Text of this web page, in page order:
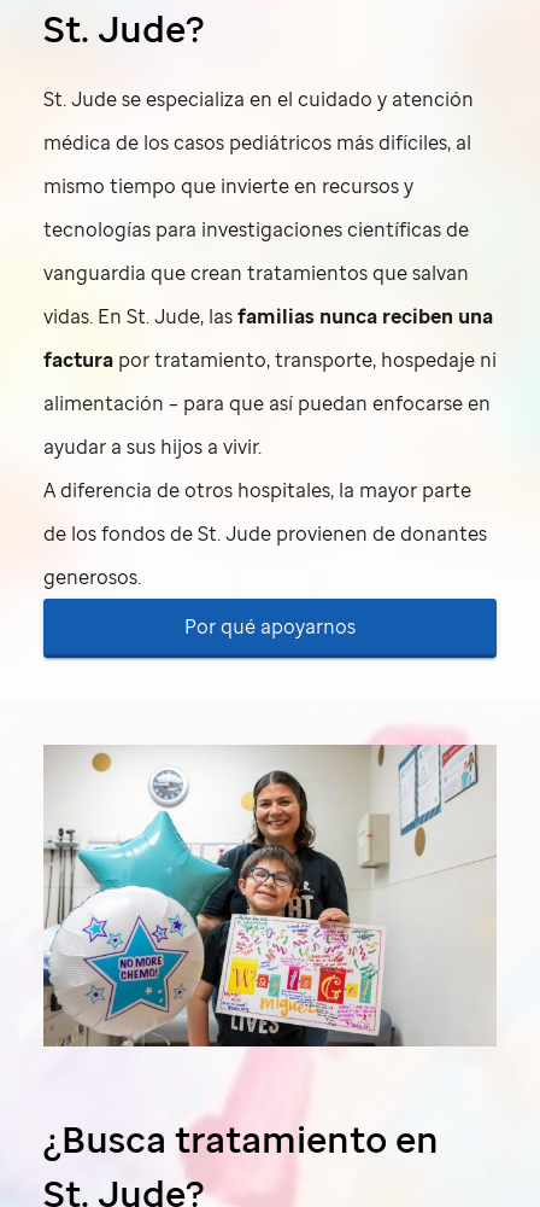
St. Jude?
St. Judese especializa en el cuidado y atención
médica de los casos pediátricos más difíciles, al
mismo tiempo que invierte en recursos y
tecnologías para investigaciones científicas de
vanguardia que crean tratamientos que salvan
vidas. En St. Jude, lasfamilias nunca reciben una
factura por tratamiento, transporte, hospedaje ni
alimentación – para que así puedan enfocarse en
ayudar a sus hijos a vivir.
A diferencia de otros hospitales, la mayor parte
de los fondos deSt. Jude provienen de donantes
generosos.
Por qué apoyarnos
¿Busca tratamiento en
St. Jude?